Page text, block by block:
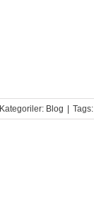
Kategoriler: Blog Tags: